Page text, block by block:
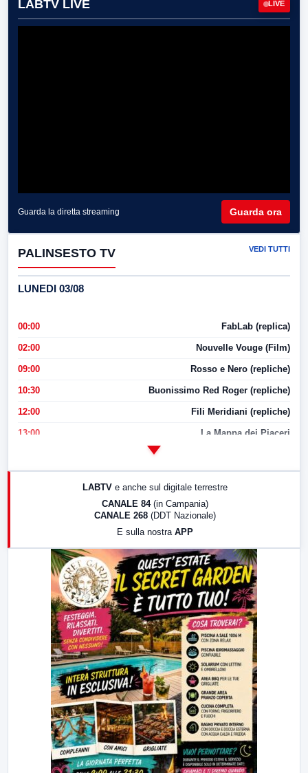
LABTV LIVE LIVE
Guarda la diretta streaming Guarda ora
PALINSESTO TV VEDI TUTTI
LUNEDI 03/08
00:00 FabLab (replica)
02:00 Nouvelle Vouge (Film)
09:00 Rosso e Nero (repliche)
10:30 Buonissimo Red Roger (repliche)
12:00 Fili Meridiani (repliche)
13:00 La Mappa dei Piaceri
17:00 LabNews (replica)
LabNews (replica)
LABTV e anche sul digitale terrestre
CANALE 84 (in Campania)
CANALE 268 (DDT Nazionale)
E sulla nostra APP